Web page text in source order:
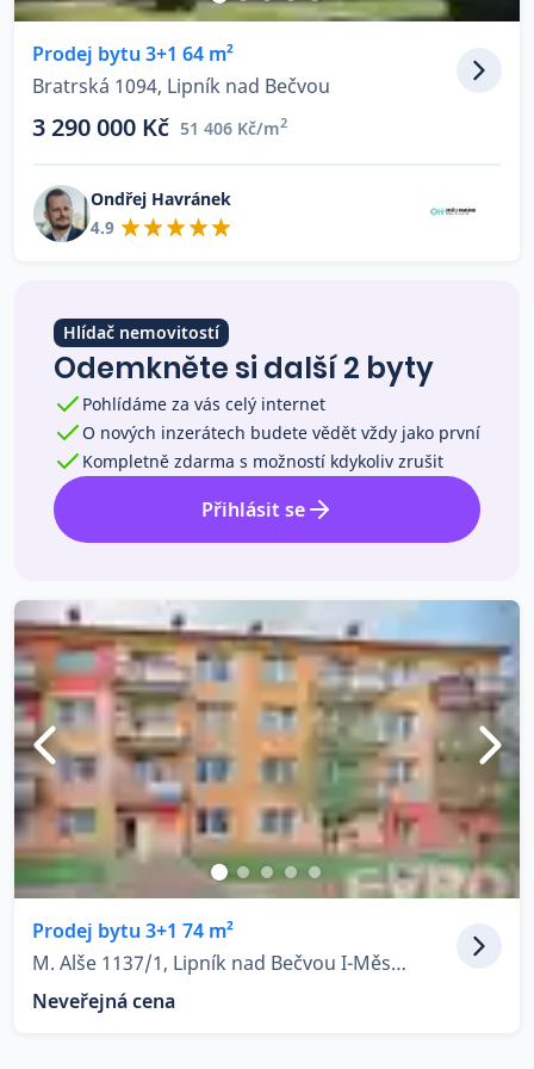
Co říkají naši zákazníci
Blog
O nás
Kariéra
Prodej bytu 3+1 64 m²
Bratrská 1094, Lipník nad Bečvou
3 290 000 Kč 51 406 Kč/m2
Ondřej Havránek
4.9
Hlídač nemovitostí
Odemkněte si další 2 byty
Pohlídáme za vás celý internet
O nových inzerátech budete vědět vždy jako první
Kompletně zdarma s možností kdykoliv zrušit
Přihlásit se
Prodej bytu 3+1 74 m²
M. Alše 1137/1, Lipník nad Bečvou I-Město
Neveřejná cena